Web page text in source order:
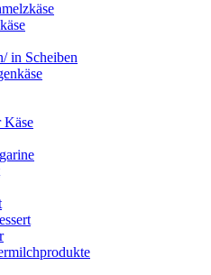
in Scheiben
Käse